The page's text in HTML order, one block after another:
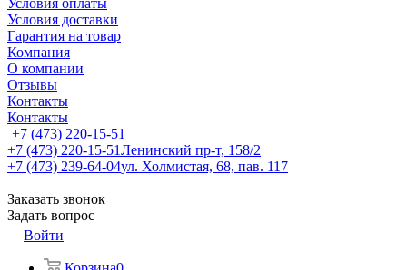
Условия оплаты
Условия доставки
Гарантия на товар
Компания
О компании
Отзывы
Контакты
Контакты
+7 (473) 220-15-51
+7 (473) 220-15-51Ленинский пр-т, 158/2
+7 (473) 239-64-04ул. Холмистая, 68, пав. 117
Заказать звонок
Задать вопрос
Войти